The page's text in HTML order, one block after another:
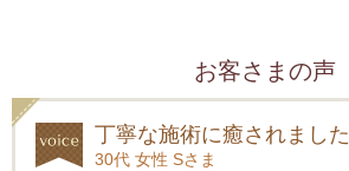
お客さまの声
丁寧な施術に癒されました
30代 女性 Sさま